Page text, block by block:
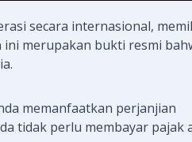
secara internasional,
merupakan bukti resmi
memanfaatkan perjanjian
tidak perlu membayar pajak